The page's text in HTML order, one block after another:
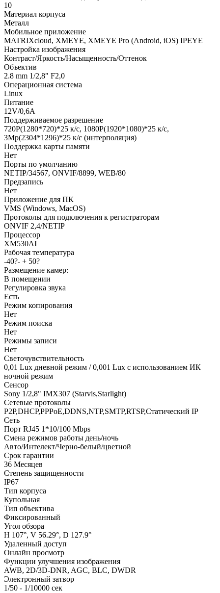
10
Материал корпуса
Металл
Мобильное приложение
MATRIXcloud, XMEYE, XMEYE Pro (Android, iOS) IPEYE
Настройка изображения
Контраст/Яркость/Насыщенность/Оттенок
Объектив
2.8 mm 1/2,8" F2,0
Операционная система
Linux
Питание
12V/0,6А
Поддерживаемое разрешение
720P(1280*720)*25 к/с, 1080P(1920*1080)*25 к/с,
3Mp(2304*1296)*25 к/с (интерполяция)
Поддержка карты памяти
Нет
Порты по умолчанию
NETIP/34567, ONVIF/8899, WEB/80
Предзапись
Нет
Приложение для ПК
VMS (Windows, MacOS)
Протоколы для подключения к регистраторам
ONVIF 2,4/NETIP
Процессор
XM530AI
Рабочая температура
-40?- + 50?
Размещение камер:
В помещении
Регулировка звука
Есть
Режим копирования
Нет
Режим поиска
Нет
Режимы записи
Нет
Светочувствительность
0,01 Lux дневной режим / 0,001 Lux с использованием ИК
ночной режим
Сенсор
Sony 1/2,8" IMX307 (Starvis,Starlight)
Сетевые протоколы
P2P,DHCP,PPPoE,DDNS,NTP,SMTP,RTSP,Статический IP
Сеть
Порт RJ45 1*10/100 Mbps
Смена режимов работы день/ночь
Авто/Интелект/Черно-белый/цветной
Срок гарантии
36 Месяцев
Степень защищенности
IP67
Тип корпуса
Купольная
Тип объектива
Фиксированный
Угол обзора
H 107°, V 56.29°, D 127.9°
Удаленный доступ
Онлайн просмотр
Функции улучшения изображения
AWB, 2D/3D-DNR, AGC, BLC, DWDR
Электронный затвор
1/50 - 1/10000 сек